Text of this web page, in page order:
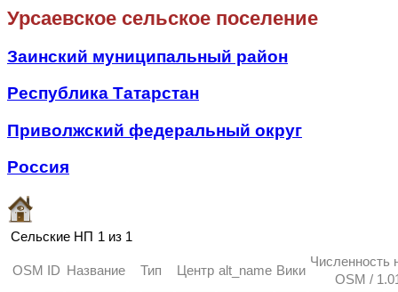
Урсаевское сельское поселение
Заинский муниципальный район
Республика Татарстан
Приволжский федеральный округ
Россия
Сельские НП 1 из 1
OSM ID Название Тип Центр alt_name Вики
Численность
OSM /